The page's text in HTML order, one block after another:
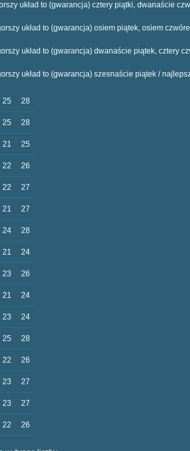
układ to (gwarancja) cztery piątki, dwanaście
układ to (gwarancja) osiem piątek, osiem
układ to (gwarancja) dwanaście piątek, cztery
układ to (gwarancja) szesnaście piątek /
25 28
25 28
21 25
22 26
22 27
21 27
24 28
21 24
23 26
21 24
23 24
25 28
22 26
23 27
23 27
22 26